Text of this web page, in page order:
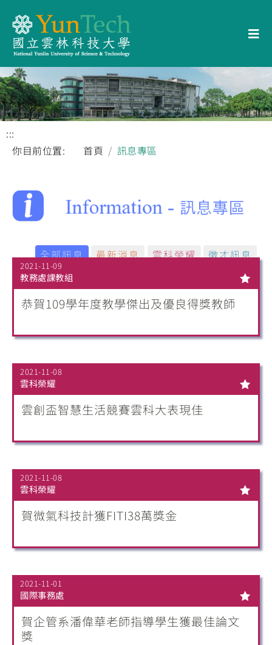
:::
你目前位置:
首頁 訊息專區
全部訊息 最新消息 雲科榮耀 徵才訊息
2021-11-09
教務處課教組
恭賀109學年度教學傑出及優良得獎教師
2021-11-08
雲科榮耀
雲創盃智慧生活競賽雲科大表現佳
2021-11-08
雲科榮耀
賀微氣科技計獲FITI38萬獎金
2021-11-01
國際事務處
賀企管系潘偉華老師指導學生獲最佳論文
獎